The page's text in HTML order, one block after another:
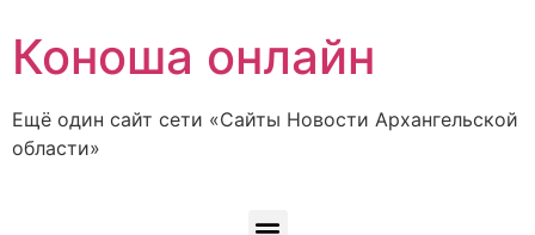
Коноша онлайн
Ещё один сайт сети «Сайты Новости Архангельской
области»